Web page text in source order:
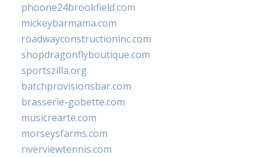
phoone24brookfield.com
mickeybarmama.com
roadwayconstructioninc.com
shopdragonflyboutique.com
sportszilla.org
batchprovisionsbar.com
brasserie-gobette.com
musicrearte.com
morseysfarms.com
riverviewtennis.com